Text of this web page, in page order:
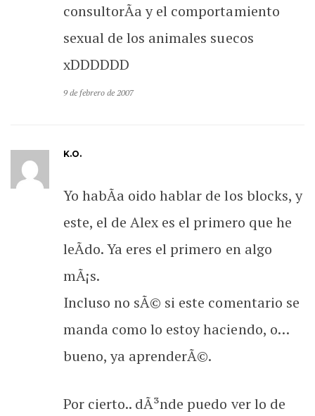
consultorÃ­a y el comportamiento
sexual de los animales suecos
xDDDDDD
9 de febrero de 2007
K.O.
Yo habÃ­a oido hablar de los blocks, y
este, el de Alex es el primero que he
leÃ­do. Ya eres el primero en algo
mÃ¡s.
Incluso no sÃ© si este comentario se
manda como lo estoy haciendo, o…
bueno, ya aprenderÃ©.
Por cierto.. dÃ³nde puedo ver lo de